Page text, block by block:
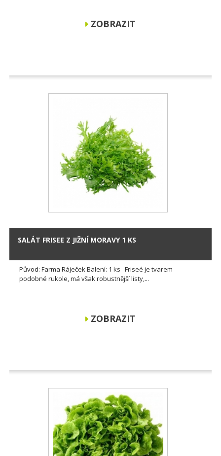
ZOBRAZIT
SALÁT FRISEE Z JIŽNÍ MORAVY 1 KS
Původ: Farma Ráječek Balení: 1 ks Friseé je tvarem
podobné rukole, má však robustnější listy,...
ZOBRAZIT